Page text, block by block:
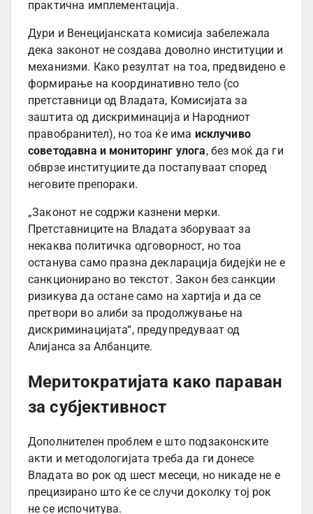
практична имплементација.
Дури и Венецијанската комисија забележала
дека законот не создава доволно институции и
механизми. Како резултат на тоа, предвидено е
формирање на координативно тело (со
претставници од Владата, Комисијата за
заштита од дискриминација и Народниот
правобранител), но тоа ќе има исклучиво
советодавна и мониторинг улога, без моќ да ги
обврзе институциите да постапуваат според
неговите препораки.
„Законот не содржи казнени мерки.
Претставниците на Владата зборуваат за
некаква политичка одговорност, но тоа
останува само празна декларација бидејќи не е
санкционирано во текстот. Закон без санкции
ризикува да остане само на хартија и да се
претвори во алиби за продолжување на
дискриминацијата“, предупредуваат од
Алијанса за Албанците.
Меритократијата како параван
за субјективност
Дополнителен проблем е што подзаконските
акти и методологијата треба да ги донесе
Владата во рок од шест месеци, но никаде не е
прецизирано што ќе се случи доколку тој рок
не се испочитува.